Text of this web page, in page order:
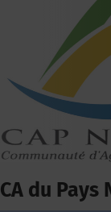
CA du